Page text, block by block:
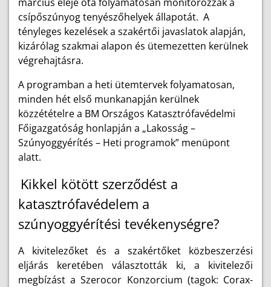
csípőszúnyog tenyészőhelyek állapotát. A
tényleges kezelések a szakértői javaslatok alapján,
kizárólag szakmai alapon és ütemezetten kerülnek
végrehajtásra.
A programban a heti ütemtervek folyamatosan,
minden hét első munkanapján kerülnek
közzétételre a BM Országos Katasztrófavédelmi
Főigazgatóság honlapján a „Lakosság –
Szúnyoggyérítés – Heti programok” menüpont
alatt.
Kikkel kötött szerződést a
katasztrófavédelem a
szúnyoggyérítési tevékenységre?
A kivitelezőket és a szakértőket közbeszerzési
eljárás keretében választották ki, a kivitelezői
megbízást a Szerocor Konzorcium (tagok: Corax-